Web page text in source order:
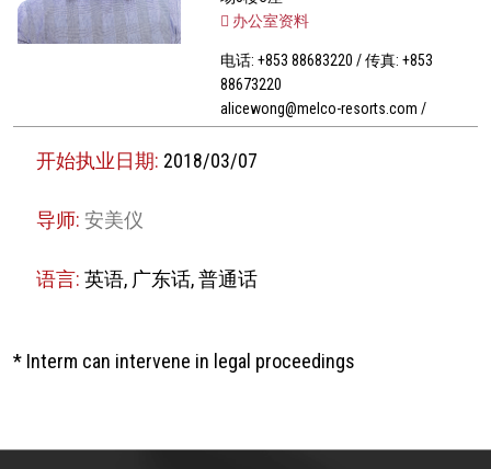
办公室资料
电话: +853 88683220 / 传真: +853
88673220
alicewong@melco-resorts.com /
开始执业日期: 2018/03/07
导师:安美仪
语言:英语, 广东话, 普通话
* Interm can intervene in legal proceedings